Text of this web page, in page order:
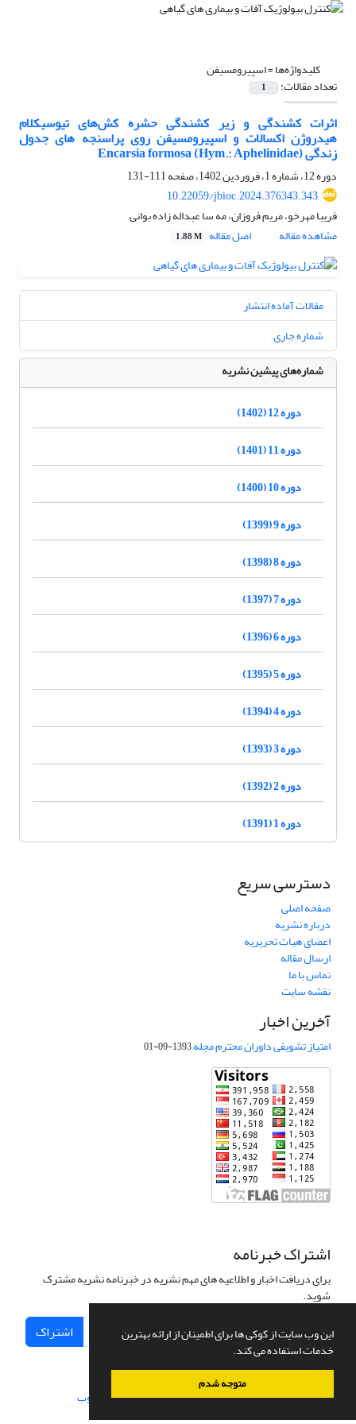
این وب سایت از کوکی ها برای اطمینان از ارائه بهترین
خدمات استفاده می کند.
متوجه شدم
کلیدواژه‌ها =اسپیرومسیفن
تعداد مقالات: 1
اثرات کشندگی و زیر کشندگی حشره کش‌های تیوسیکلام
هیدروژن اکسالات و اسپیرومسیفن روی پراسنجه های جدول
زندگی Encarsia formosa (Hym.: Aphelinidae)
دوره 12، شماره 1، فروردین 1402، صفحه
111-131
10.22059/jbioc.2024.376343.343
فریبا مهرخو، مریم فروزان، مه سا عبداله زاده بوانی
مشاهده مقاله
اصل مقاله 1.88 M
مقالات آماده انتشار
شماره جاری
شماره‌های پیشین نشریه
دوره 12 (1402)
دوره 11 (1401)
دوره 10 (1400)
دوره 9 (1399)
دوره 8 (1398)
دوره 7 (1397)
دوره 6 (1396)
دوره 5 (1395)
دوره 4 (1394)
دوره 3 (1393)
دوره 2 (1392)
دوره 1 (1391)
دسترسی سریع
صفحه اصلی
درباره نشریه
اعضای هیات تحریریه
ارسال مقاله
تماس با ما
نقشه سایت
آخرین اخبار
امتیاز تشویقی داوران محترم مجله1393-09-01
اشتراک خبرنامه
برای دریافت اخبار و اطلاعیه های مهم نشریه در خبرنامه نشریه مشترک
شوید.
اشتراک
سامانه مدیریت نشریات علمی.طراحی و پیاده سازی از سیناوب